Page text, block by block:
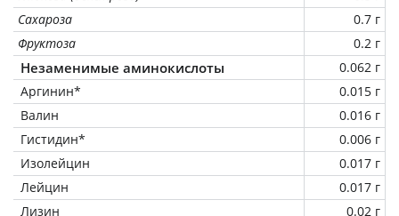
Сахароза
0.7 г
Фруктоза
0.2 г
Незаменимые аминокислоты
0.062 г
Аргинин*
0.015 г
Валин
0.016 г
Гистидин*
0.006 г
Изолейцин
0.017 г
Лейцин
0.017 г
Лизин
0.02 г